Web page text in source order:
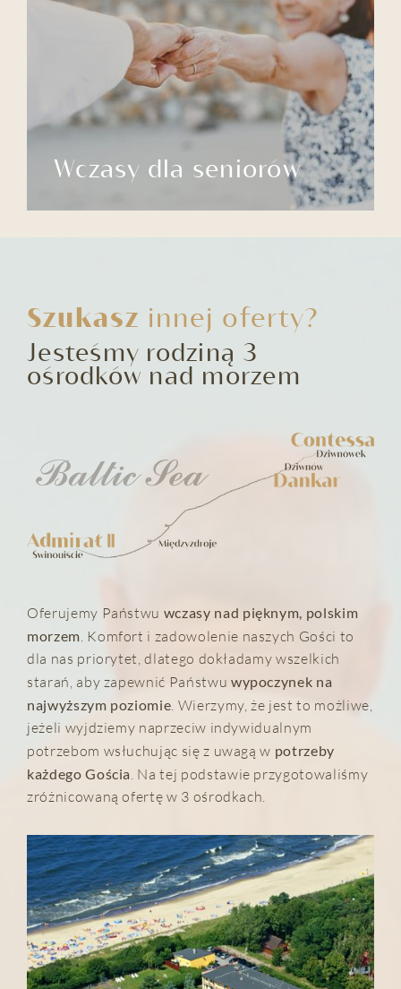
ADMIRAŁ II
POKOJE
PAKIETY
Wczasy dla seniorów
Szukasz innej oferty?
Jesteśmy rodziną 3
ośrodków nad morzem
Oferujemy Państwu wczasy nad pięknym, polskim
morzem . Komfort i zadowolenie naszych Gości to
dla nas priorytet, dlatego dokładamy wszelkich
starań, aby zapewnić Państwu wypoczynek na
najwyższym poziomie . Wierzymy, że jest to możliwe,
jeżeli wyjdziemy naprzeciw indywidualnym
potrzebom wsłuchując się z uwagą w potrzeby
każdego Gościa . Na tej podstawie przygotowaliśmy
zróżnicowaną ofertę w 3 ośrodkach.